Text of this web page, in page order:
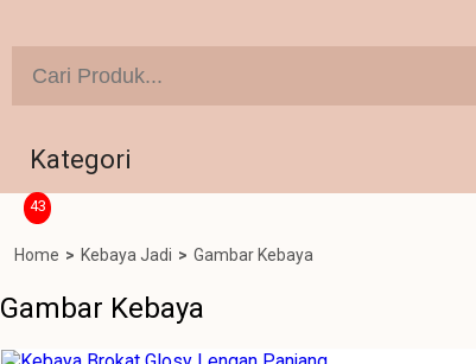
Kategori
43
Home > Kebaya Jadi > Gambar Kebaya
Gambar Kebaya